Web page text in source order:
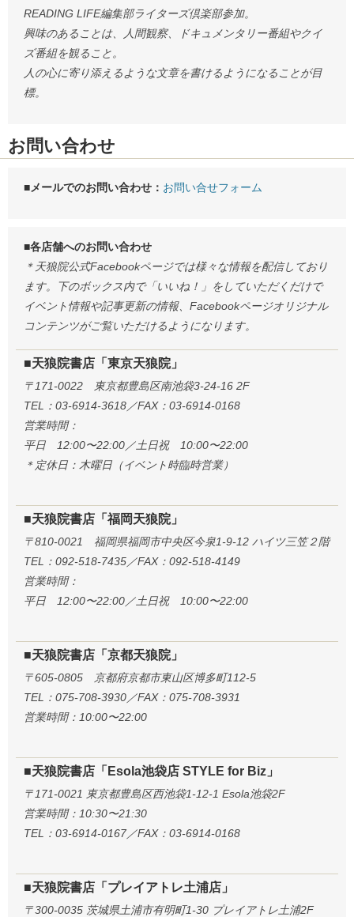
READING LIFE編集部ライターズ倶楽部参加。
興味のあることは、人間観察、ドキュメンタリー番組やクイ
ズ番組を観ること。
人の心に寄り添えるような文章を書けるようになることが目
標。
お問い合わせ
■メールでのお問い合わせ： お問い合せフォーム
■各店舗へのお問い合わせ
＊天狼院公式Facebookページでは様々な情報を配信しており
ます。下のボックス内で「いいね！」をしていただくだけで
イベント情報や記事更新の情報、Facebookページオリジナル
コンテンツがご覧いただけるようになります。
■天狼院書店「東京天狼院」
〒171-0022 東京都豊島区南池袋3-24-16 2F
TEL：03-6914-3618／FAX：03-6914-0168
営業時間：
平日 12:00〜22:00／土日祝 10:00〜22:00
＊定休日：木曜日（イベント時臨時営業）
■天狼院書店「福岡天狼院」
〒810-0021 福岡県福岡市中央区今泉1-9-12 ハイツ三笠２階
TEL：092-518-7435／FAX：092-518-4149
営業時間：
平日 12:00〜22:00／土日祝 10:00〜22:00
■天狼院書店「京都天狼院」
〒605-0805 京都府京都市東山区博多町112-5
TEL：075-708-3930／FAX：075-708-3931
営業時間：10:00〜22:00
■天狼院書店「Esola池袋店 STYLE for Biz」
〒171-0021 東京都豊島区西池袋1-12-1 Esola池袋2F
営業時間：10:30〜21:30
TEL：03-6914-0167／FAX：03-6914-0168
■天狼院書店「プレイアトレ土浦店」
〒300-0035 茨城県土浦市有明町1-30 プレイアトレ土浦2F